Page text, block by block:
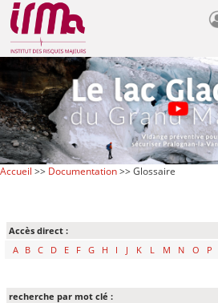
Accueil >> Documentation>> Glossaire
Accès direct :
A B C D E F G H I J K L M N O P
recherche par mot clé :